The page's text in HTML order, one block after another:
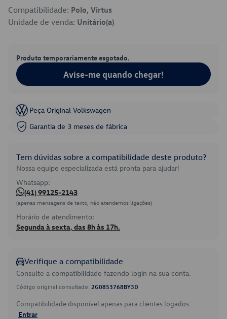
Compatibilidade: Polo, Virtus
Unidade de venda: Unitário(a)
Produto temporariamente esgotado.
Avise-me quando chegar!
Peça Original Volkswagen
Garantia de 3 meses de fábrica
Tem dúvidas sobre a compatibilidade deste produto?
Nossa equipe especializada está pronta para ajudar!
Whatsapp:
(41) 99125-2143
(apenas mensagens de texto, não atendemos ligações)
Horário de atendimento:
Segunda à sexta, das 8h às 17h.
Verifique a compatibilidade
Consulte a compatibilidade fazendo login na sua conta.
Código original consultado: 2G0853768BY3D
Compatibilidade disponível apenas para clientes logados.
Entrar